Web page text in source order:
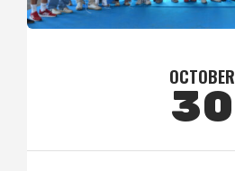
OCTOBER
30